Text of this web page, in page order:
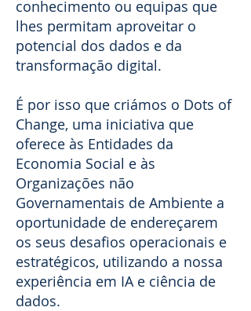
conhecimento ou equipas que
lhes permitam aproveitar o
potencial dos dados e da
transformação digital.
É por isso que criámos o Dots of
Change, uma iniciativa que
oferece às Entidades da
Economia Social e às
Organizações não
Governamentais de Ambiente a
oportunidade de endereçarem
os seus desafios operacionais e
estratégicos, utilizando a nossa
experiência em IA e ciência de
dados.